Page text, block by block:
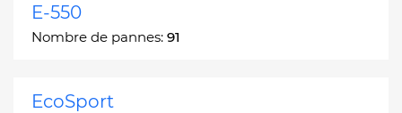
E-550
Nombre de pannes: 91
EcoSport